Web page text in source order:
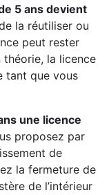
5 ans devient
la réutiliser ou
peut rester
théorie, la licence
tant que vous
une licence
proposez par
de
la fermeture de
de l’intérieur